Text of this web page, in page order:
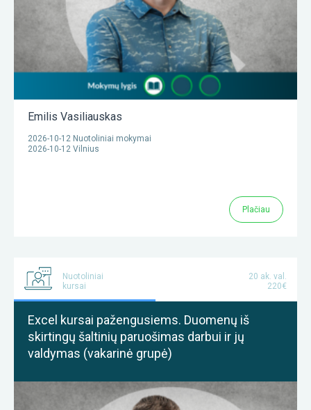
Emilis Vasiliauskas
2026-10-12 Nuotoliniai mokymai
2026-10-12 Vilnius
Plačiau
Nuotoliniai
kursai
20 ak. val.
220€
Excel kursai pažengusiems. Duomenų iš
skirtingų šaltinių paruošimas darbui ir jų
valdymas (vakarinė grupė)